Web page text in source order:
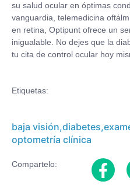
su salud ocular en óptimas
vanguardia, telemedicina
en retina, Optipunt ofrece un
inigualable. No dejes que la
tu cita de control ocular hoy
Etiquetas:
baja visión,diabetes,
optometría clínica
Compartelo: